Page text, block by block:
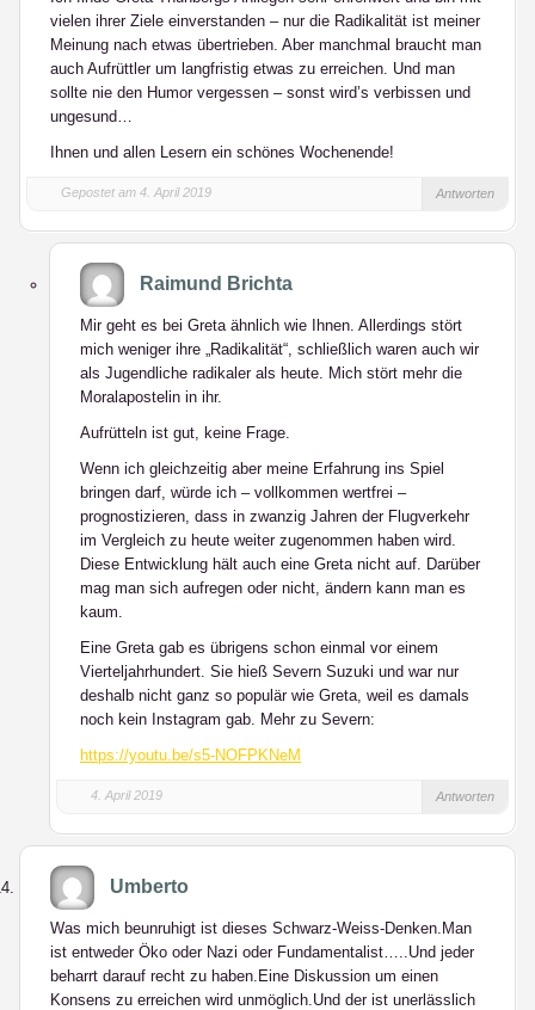
vielen ihrer Ziele einverstanden – nur die Radikalität ist meiner
Meinung nach etwas übertrieben. Aber manchmal braucht man
auch Aufrüttler um langfristig etwas zu erreichen. Und man
sollte nie den Humor vergessen – sonst wird’s verbissen und
ungesund…
Ihnen und allen Lesern ein schönes Wochenende!
Gepostet am 4. April 2019 Antworten
Raimund Brichta
Mir geht es bei Greta ähnlich wie Ihnen. Allerdings stört
mich weniger ihre „Radikalität“, schließlich waren auch wir
als Jugendliche radikaler als heute. Mich stört mehr die
Moralapostelin in ihr.
Aufrütteln ist gut, keine Frage.
Wenn ich gleichzeitig aber meine Erfahrung ins Spiel
bringen darf, würde ich – vollkommen wertfrei –
prognostizieren, dass in zwanzig Jahren der Flugverkehr
im Vergleich zu heute weiter zugenommen haben wird.
Diese Entwicklung hält auch eine Greta nicht auf. Darüber
mag man sich aufregen oder nicht, ändern kann man es
kaum.
Eine Greta gab es übrigens schon einmal vor einem
Vierteljahrhundert. Sie hieß Severn Suzuki und war nur
deshalb nicht ganz so populär wie Greta, weil es damals
noch kein Instagram gab. Mehr zu Severn:
https://youtu.be/s5-NOFPKNeM
4. April 2019 Antworten
Umberto
Was mich beunruhigt ist dieses Schwarz-Weiss-Denken.Man
ist entweder Öko oder Nazi oder Fundamentalist…..Und jeder
beharrt darauf recht zu haben.Eine Diskussion um einen
Konsens zu erreichen wird unmöglich.Und der ist unerlässlich